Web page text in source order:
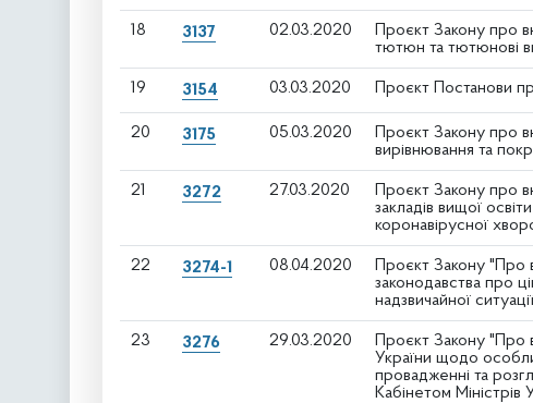
18 3137 02.03.2020
Проєкт Закону про
тютюн та тютюнові
19 3154 03.03.2020 Проєкт Постанови
20 3175 05.03.2020
Проєкт Закону про
вирівнювання та
21 3272 27.03.2020
Проєкт Закону про
закладів вищої
коронавірусної
22 3274-1 08.04.2020
Проєкт Закону "Про
законодавства про
надзвичайної
23 3276 29.03.2020
Проєкт Закону "Про
України щодо
провадженні та
Кабінетом